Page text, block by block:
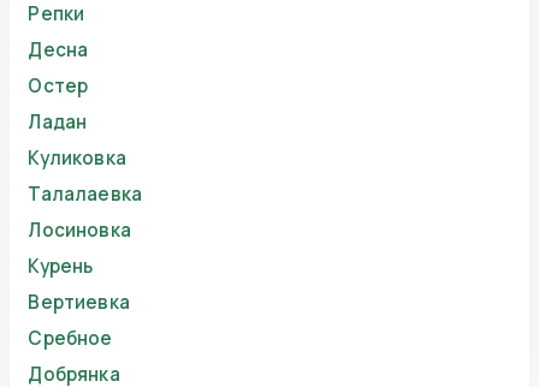
Репки
Десна
Остер
Ладан
Куликовка
Талалаевка
Лосиновка
Курень
Вертиевка
Сребное
Добрянка